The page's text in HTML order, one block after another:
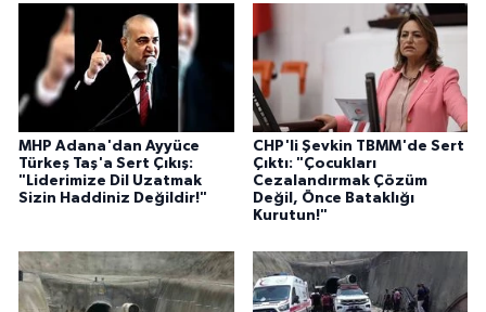
MHP Adana'dan Ayyüce
Türkeş Taş'a Sert Çıkış:
"Liderimize Dil Uzatmak
Sizin Haddiniz Değildir!"
CHP'li Şevkin TBMM'de Sert
Çıktı: "Çocukları
Cezalandırmak Çözüm
Değil, Önce Bataklığı
Kurutun!"